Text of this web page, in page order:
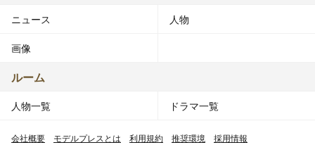
ニュース 人物
画像
ルーム
人物一覧 ドラマ一覧
会社概要 モデルプレスとは 利用規約 推奨環境 採用情報